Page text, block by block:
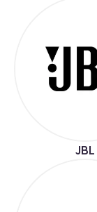
JBL